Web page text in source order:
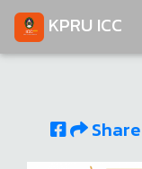
KPRU ICC
Share